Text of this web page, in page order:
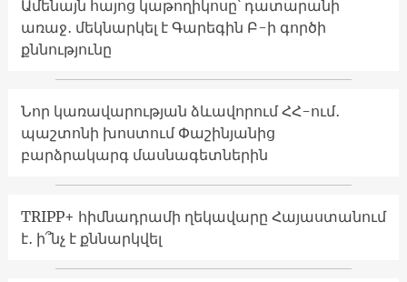
Ամենայն հայոց կաթողիկոսը՝ դատարանի
առաջ․ մեկնարկել է Գարեգին Բ-ի գործի
քննությունը
Նոր կառավարության ձևավորում ՀՀ-ում․
պաշտոնի խոստում Փաշինյանից
բարձրակարգ մասնագետներին
TRIPP+ հիմնադրամի ղեկավարը Հայաստանում
է․ ի՞նչ է քննարկվել